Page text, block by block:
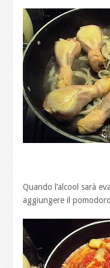
Quando l’alcool sarà
aggiungere il